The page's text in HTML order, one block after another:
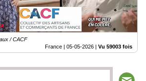
/ CACF
France | 05-05-2026 | Vu 59003 fois